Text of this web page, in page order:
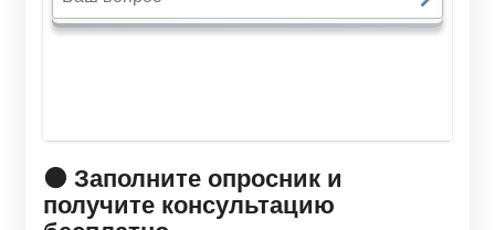
🟠 Заполните опросник и
получите консультацию